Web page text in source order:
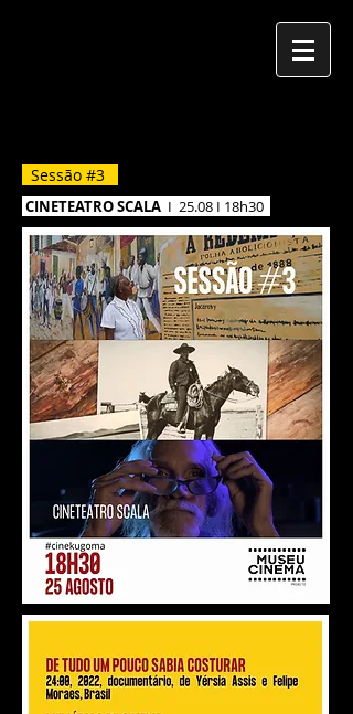
Sessão #3
CINETEATRO SCALA I 25.08 I 18h30